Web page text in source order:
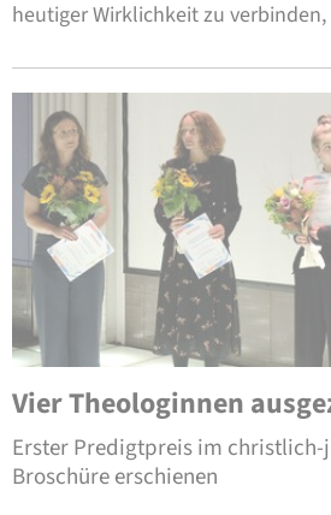
heutiger Wirklichkeit zu
Vier Theologinnen
Erster Predigtpreis im christlich-
Broschüre erschienen